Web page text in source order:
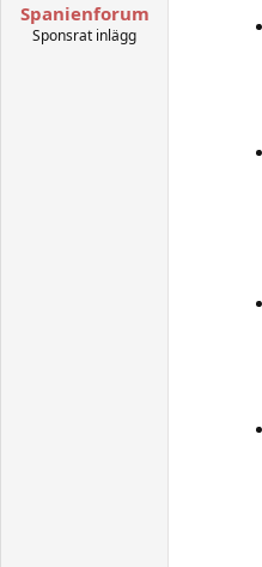
Spanienforum
Sponsrat inlägg